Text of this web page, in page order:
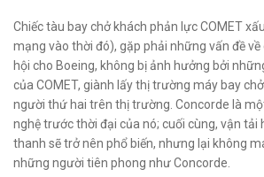
Chiếc tàu bay chở khách phản lực COMET
mạng vào thời đó), gặp phải những vấn đề
hội cho Boeing, không bị ảnh hưởng bởi
của COMET, giành lấy thị trường máy bay
người thứ hai trên thị trường. Concorde là
nghệ trước thời đại của nó; cuối cùng, vận tải
thanh sẽ trở nên phổ biến, nhưng lại không
những người tiên phong như Concorde.